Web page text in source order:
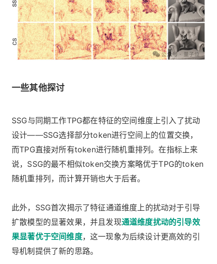
一些其他探讨
SSG与同期工作TPG都在特征的空间维度上引入了扰动
设计——SSG选择部分token进行空间上的位置交换，
而TPG直接对所有token进行随机重排列。在指标上来
说，SSG的最不相似token交换方案略优于TPG的token
随机重排列，而计算开销也大于后者。
此外，SSG首次揭示了特征通道维度上的扰动对于引导
扩散模型的显著效果，并且发现通道维度扰动的引导效
果显著优于空间维度，这一现象为后续设计更高效的引
导机制提供了新的思路。